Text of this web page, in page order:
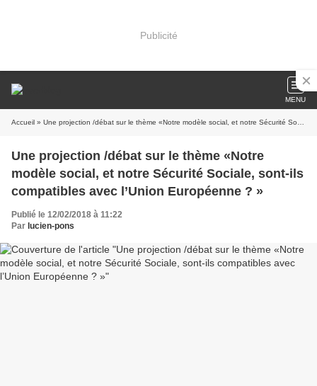
Publicité
MENU
Accueil » Une projection /débat sur le thème «Notre modèle social, et notre Sécurité Sociale, sont-ils compatibles avec l’Union Européenne ? »
Une projection /débat sur le thème «Notre
modèle social, et notre Sécurité Sociale, sont-ils
compatibles avec l’Union Européenne ? »
Publié le 12/02/2018 à 11:22
Par lucien-pons